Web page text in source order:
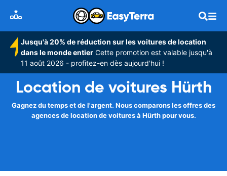
Jusqu'à 20% de réduction sur les voitures de location
dans le monde entier Cette promotion est valable jusqu'à
11 août 2026 - profitez-en dès aujourd'hui !
Location de voitures Hürth
Gagnez du temps et de l'argent. Nous comparons les offres des
agences de location de voitures à Hürth pour vous.